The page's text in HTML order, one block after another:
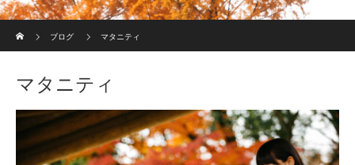
ブログ
マタニティ
マタニティ